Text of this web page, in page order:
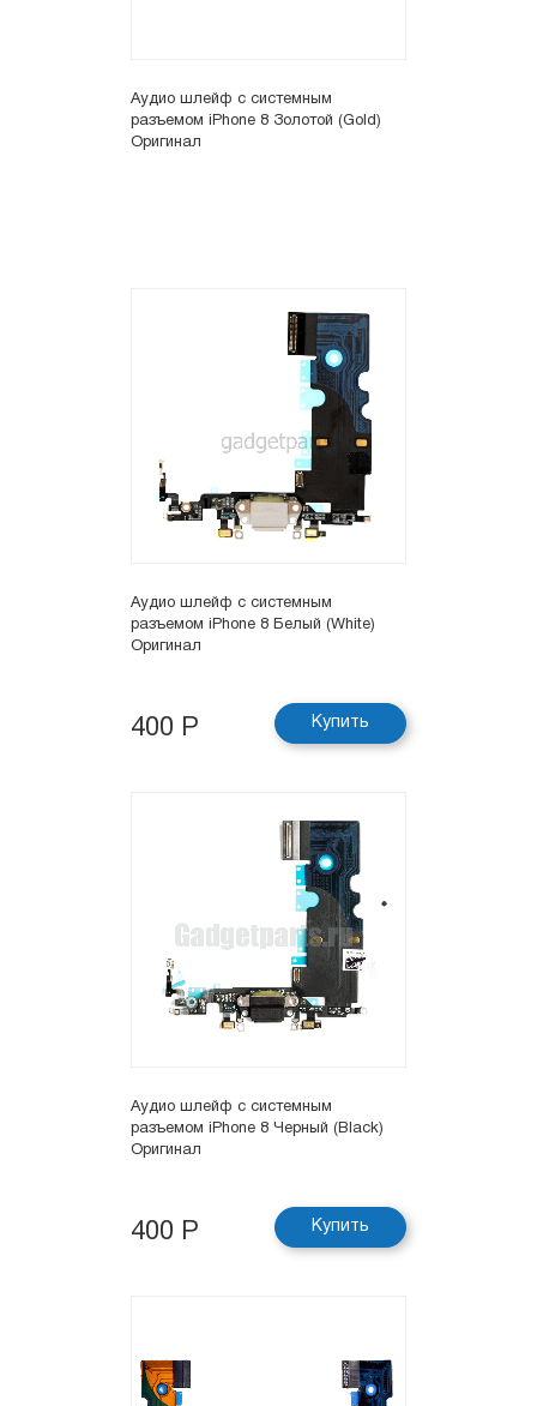
Аудио шлейф с системным
разъемом iPhone 8 Золотой (Gold)
Оригинал
Аудио шлейф с системным
разъемом iPhone 8 Белый (White)
Оригинал
400 Р Купить
Аудио шлейф с системным
разъемом iPhone 8 Черный (Black)
Оригинал
400 Р Купить